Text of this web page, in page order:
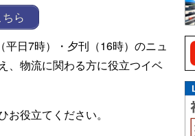
ら
平日7時）・夕刊（16時）のニュ
、物流に関わる方に役立つイベ
役立てください。